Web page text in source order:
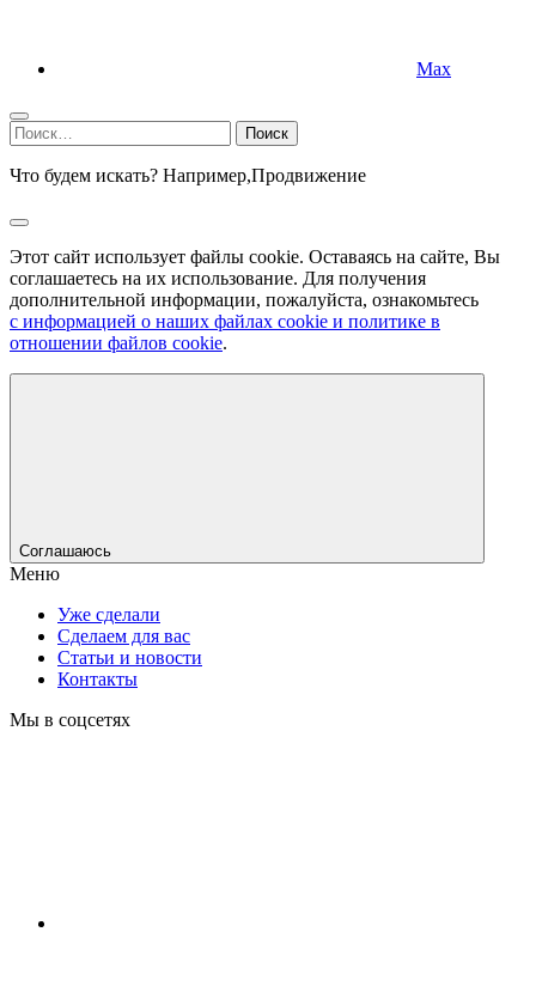
Max
Найти:
Что будем искать? Например,Продвижение
Этот сайт использует файлы cookie. Оставаясь на сайте, Вы
соглашаетесь на их использование. Для получения
дополнительной информации, пожалуйста, ознакомьтесь
с информацией о наших файлах cookie и политике в
отношении файлов cookie.
Соглашаюсь
Меню
Уже сделали
Сделаем для вас
Статьи и новости
Контакты
Мы в соцсетях